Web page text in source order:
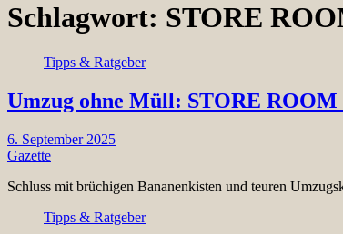
Schlagwort: STORE
Tipps & Ratgeber
Umzug ohne Müll: STORE
6. September 2025
Gazette
Schluss mit brüchigen Bananenkisten und teuren
Tipps & Ratgeber